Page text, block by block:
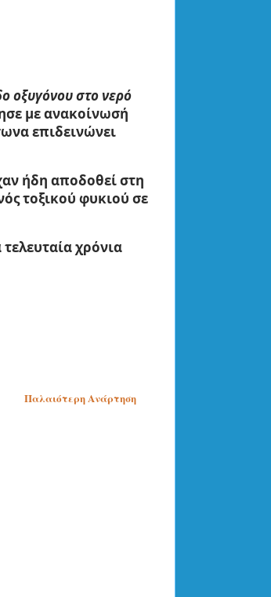
οξυγόνου στο νερό
με ανακοίνωσή
επιδεινώνει
ήδη αποδοθεί στη
τοξικού φυκιού σε
χρόνια
Παλαιότερη Ανάρτηση